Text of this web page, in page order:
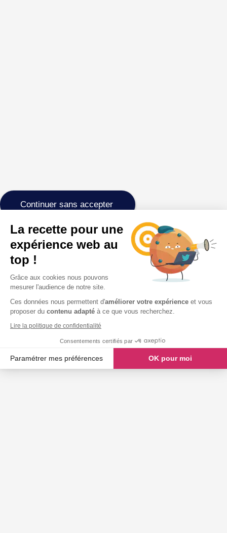
Continuer sans accepter
La recette pour une
expérience web au
top !
Grâce aux cookies nous pouvons
mesurer l'audience de notre site.
Ces données nous permettent d'améliorer votre expérience et vous
proposer du contenu adapté à ce que vous recherchez.
Lire la politique de confidentialité
Consentements certifiés par
Paramétrer mes préférences OK pour moi